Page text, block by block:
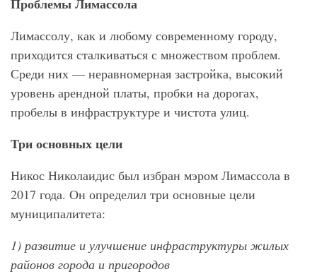
Проблемы Лимассола
Лимассолу, как и любому современному городу,
приходится сталкиваться с множеством проблем.
Среди них — неравномерная застройка, высокий
уровень арендной платы, пробки на дорогах,
пробелы в инфраструктуре и чистота улиц.
Три основных цели
Никос Николаидис был избран мэром Лимассола в
2017 года. Он определил три основные цели
муниципалитета:
1) развитие и улучшение инфраструктуры жилых
районов города и пригородов